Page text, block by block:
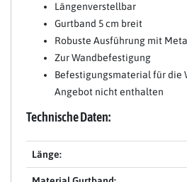
Längenverstellbar
Gurtband 5 cm breit
Robuste Ausführung mit
Zur Wandbefestigung
Befestigungsmaterial für die
Angebot nicht enthalten
Technische Daten:
Länge: